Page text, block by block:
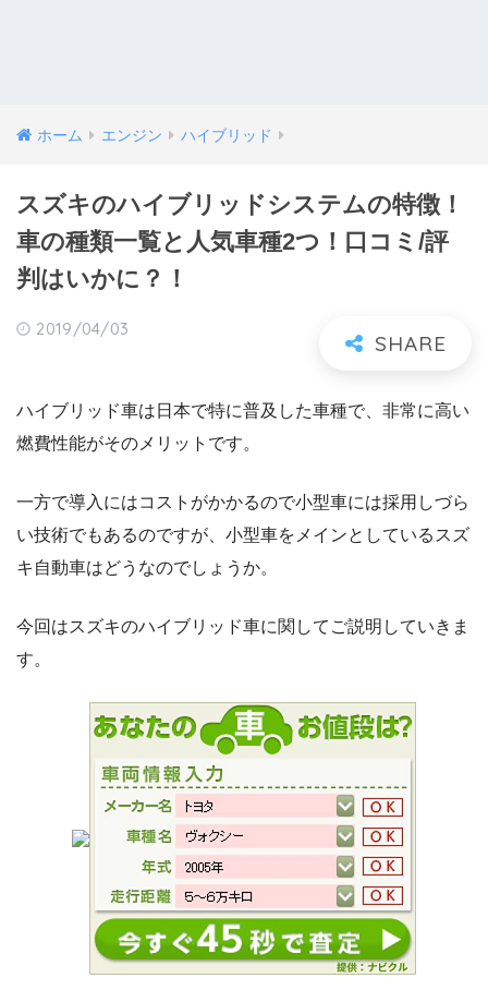
ホーム エンジン ハイブリッド
スズキのハイブリッドシステムの特徴！
車の種類一覧と人気車種2つ！口コミ/評
判はいかに？！
2019/04/03
ハイブリッド車は日本で特に普及した車種で、非常に高い
燃費性能がそのメリットです。
一方で導入にはコストがかかるので小型車には採用しづら
い技術でもあるのですが、小型車をメインとしているスズ
キ自動車はどうなのでしょうか。
今回はスズキのハイブリッド車に関してご説明していきま
す。